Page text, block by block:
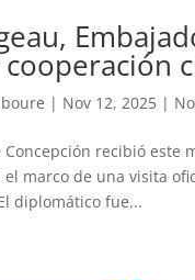
| Nov 12, 2025 |
recibió este
el marco de una visita
diplomático fue...